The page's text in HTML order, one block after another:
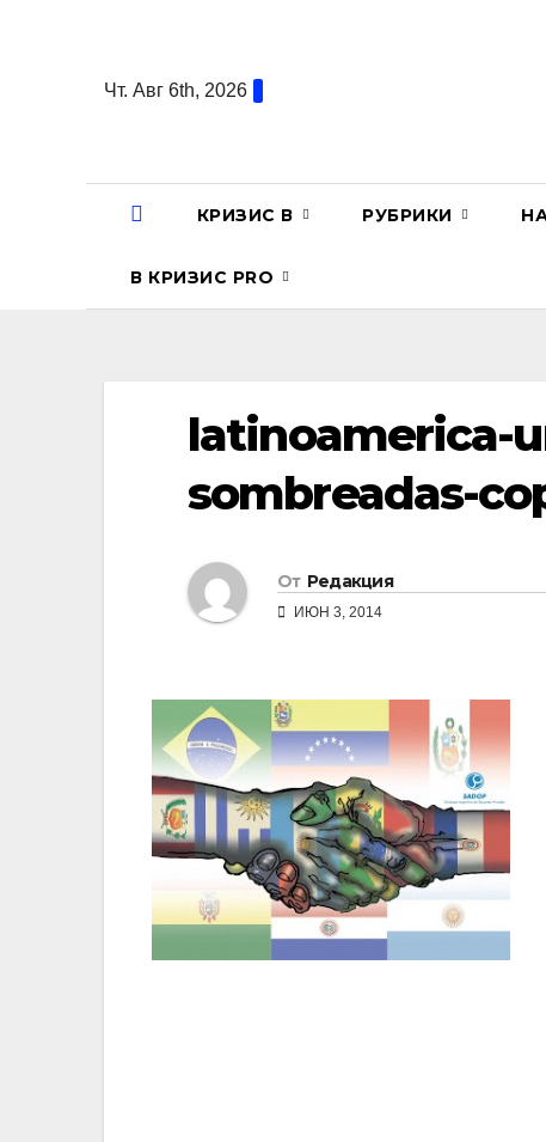
содержаниюЧт. Авг 6th, 2026
КРИЗИС В РУБРИКИ
В КРИЗИС PRO
latinoamerica-
sombreadas-
От Редакция
ИЮН 3, 2014